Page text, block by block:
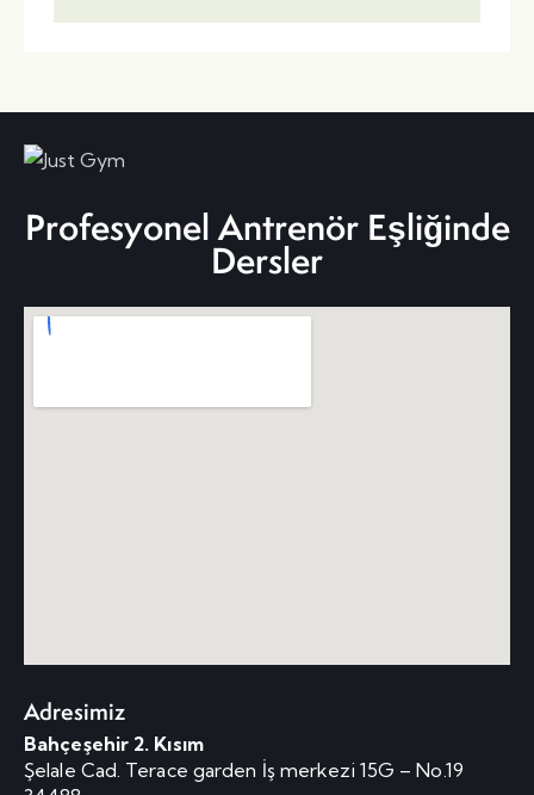
Profesyonel Antrenör Eşliğinde
Dersler
Adresimiz
Bahçeşehir 2. Kısım
Şelale Cad. Terace garden İş merkezi 15G – No.19